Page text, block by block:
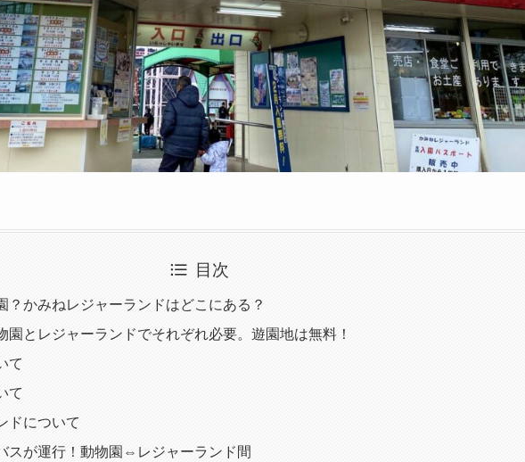
目次
？かみねレジャーランドはどこにある？
園とレジャーランドでそれぞれ必要。遊園地は無料！
て
て
ドについて
スが運行！動物園⇔レジャーランド間